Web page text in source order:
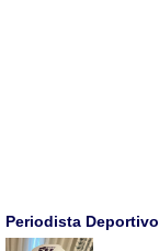
Periodista Deportivo